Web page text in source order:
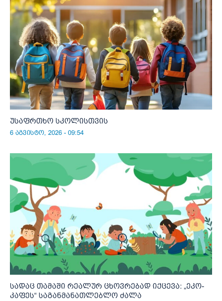
უსაფრთხო სკოლისთვის
6 აგვისტო, 2026 - 09:54
სადაც თამაში რეალურ ცხოვრებად იქცევა: „ეკო-
კაფეს“ საგანმანათლებლო ძალა